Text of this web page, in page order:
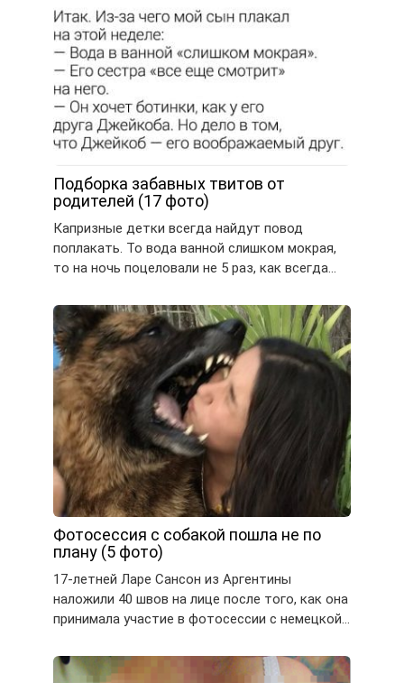
Подборка забавных твитов от
родителей (17 фото)
Капризные детки всегда найдут повод
поплакать. То вода ванной слишком мокрая,
то на ночь поцеловали не 5 раз, как всегда…
Фотосессия с собакой пошла не по
плану (5 фото)
17-летней Ларе Сансон из Аргентины
наложили 40 швов на лице после того, как она
принимала участие в фотосессии с немецкой…